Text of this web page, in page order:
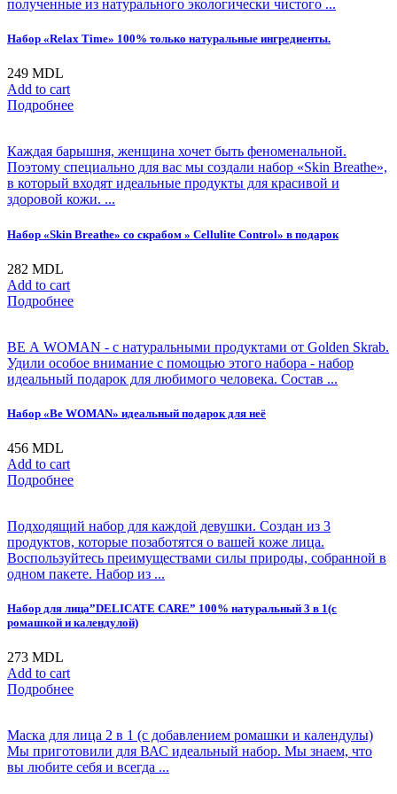
полученные из натурального экологически чистого ...
Набор «Relax Time» 100% только натуральные ингредиенты.
249 MDL
Add to cart
Подробнее
Каждая барышня, женщина хочет быть феноменальной.
Поэтому специально для вас мы создали набор «Skin Breathe»,
в который входят идеальные продукты для красивой и
здоровой кожи. ...
Набор «Skin Breathe» со скрабом » Cellulite Control» в подарок
282 MDL
Add to cart
Подробнее
BE А WOMAN - с натуральными продуктами от Golden Skrab.
Удили особое внимание с помощью этого набора - набор
идеальный подарок для любимого человека. Состав ...
Набор «Be WOMAN» идеальный подарок для неё
456 MDL
Add to cart
Подробнее
Подходящий набор для каждой девушки. Создан из 3
продуктов, которые позаботятся о вашей коже лица.
Воспользуйтесь преимуществами силы природы, собранной в
одном пакете. Набор из ...
Набор для лица”DELICATE CARE” 100% натуральный 3 в 1(с
ромашкой и календулой)
273 MDL
Add to cart
Подробнее
Маска для лица 2 в 1 (с добавлением ромашки и календулы)
Мы приготовили для ВАС идеальный набор. Мы знаем, что
вы любите себя и всегда ...